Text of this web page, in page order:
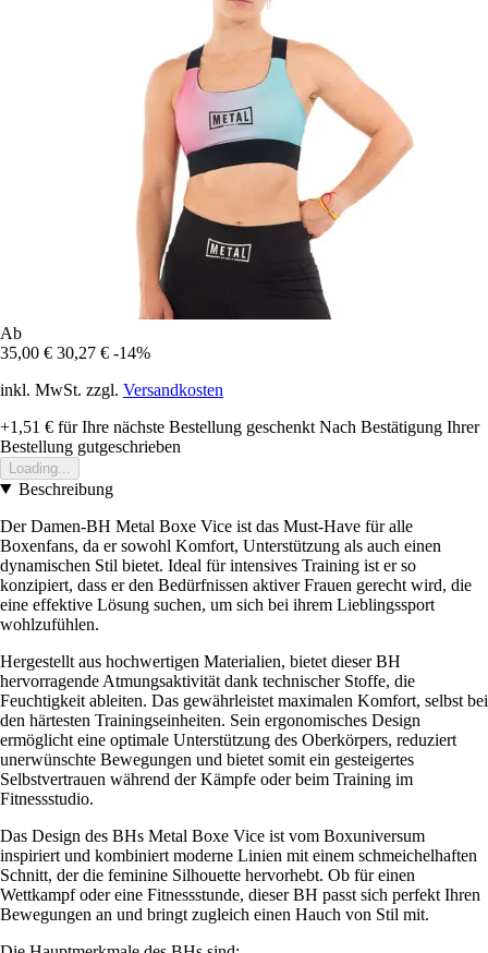
Ab
35,00 € 30,27 € -14%
inkl. MwSt. zzgl. Versandkosten
+1,51 € für Ihre nächste Bestellung geschenkt Nach Bestätigung Ihrer
Bestellung gutgeschrieben
Loading...
Beschreibung
Der Damen-BH Metal Boxe Vice ist das Must-Have für alle
Boxenfans, da er sowohl Komfort, Unterstützung als auch einen
dynamischen Stil bietet. Ideal für intensives Training ist er so
konzipiert, dass er den Bedürfnissen aktiver Frauen gerecht wird, die
eine effektive Lösung suchen, um sich bei ihrem Lieblingssport
wohlzufühlen.
Hergestellt aus hochwertigen Materialien, bietet dieser BH
hervorragende Atmungsaktivität dank technischer Stoffe, die
Feuchtigkeit ableiten. Das gewährleistet maximalen Komfort, selbst bei
den härtesten Trainingseinheiten. Sein ergonomisches Design
ermöglicht eine optimale Unterstützung des Oberkörpers, reduziert
unerwünschte Bewegungen und bietet somit ein gesteigertes
Selbstvertrauen während der Kämpfe oder beim Training im
Fitnessstudio.
Das Design des BHs Metal Boxe Vice ist vom Boxuniversum
inspiriert und kombiniert moderne Linien mit einem schmeichelhaften
Schnitt, der die feminine Silhouette hervorhebt. Ob für einen
Wettkampf oder eine Fitnessstunde, dieser BH passt sich perfekt Ihren
Bewegungen an und bringt zugleich einen Hauch von Stil mit.